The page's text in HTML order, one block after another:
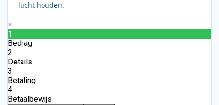
lucht houden.